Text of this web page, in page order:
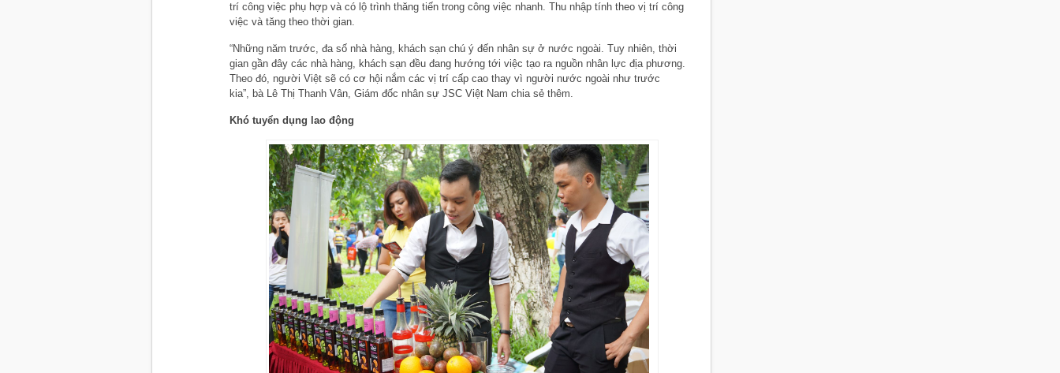
trí công việc phụ hợp và có lộ trình thăng tiến trong công việc nhanh. Thu nhập tính theo vị trí công
việc và tăng theo thời gian.
“Những năm trước, đa số nhà hàng, khách sạn chú ý đến nhân sự ở nước ngoài. Tuy nhiên, thời
gian gần đây các nhà hàng, khách sạn đều đang hướng tới việc tạo ra nguồn nhân lực địa phương.
Theo đó, người Việt sẽ có cơ hội nắm các vị trí cấp cao thay vì người nước ngoài như trước
kia”, bà Lê Thị Thanh Vân, Giám đốc nhân sự JSC Việt Nam chia sẻ thêm.
Khó tuyển dụng lao động